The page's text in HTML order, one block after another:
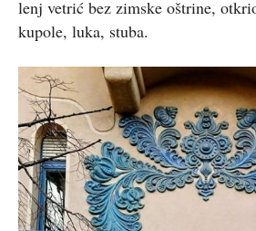
lenj vetrić bez zimske oštrine,
kupole, luka, stuba.